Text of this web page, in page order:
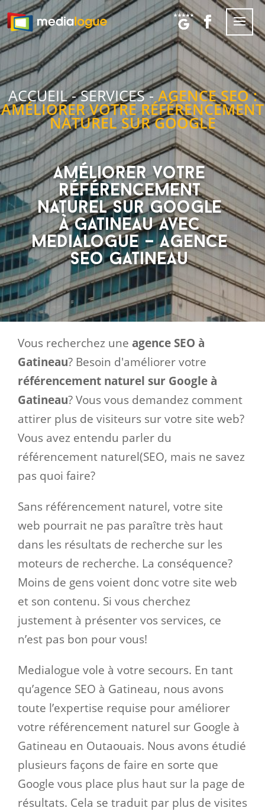
ACCUEIL-SERVICES-AGENCE SEO :
AMÉLIORER VOTRE RÉFÉRENCEMENT
NATUREL SUR GOOGLE
Améliorer votre
référencement
naturel sur Google
à Gatineau avec
Medialogue – Agence
seo Gatineau
Vous recherchez une agence SEO à
Gatineau? Besoin d'améliorer votre
référencement naturel sur Google à
Gatineau? Vous vous demandez comment
attirer plus de visiteurs sur votre site web?
Vous avez entendu parler du
référencement naturel(SEO, mais ne savez
pas quoi faire?
Sans référencement naturel, votre site
web pourrait ne pas paraître très haut
dans les résultats de recherche sur les
moteurs de recherche. La conséquence?
Moins de gens voient donc votre site web
et son contenu. Si vous cherchez
justement à présenter vos services, ce
n’est pas bon pour vous!
Medialogue vole à votre secours. En tant
qu’agence SEO à Gatineau, nous avons
toute l’expertise requise pour améliorer
votre référencement naturel sur Google à
Gatineau en Outaouais. Nous avons étudié
plusieurs façons de faire en sorte que
Google vous place plus haut sur la page de
résultats. Cela se traduit par plus de visites